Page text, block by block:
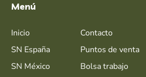
Menú
Inicio
SN España
SN México
Contacto
Puntos de venta
Bolsa trabajo